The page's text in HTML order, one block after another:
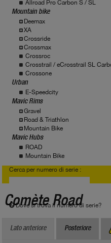
Allroad Pro Carbon S / SL
Mountain bike
Deemax
XA
Crossride
Crossmax
Crossroc
Crosstrail / eCrosstrail SL
Crossone
Urban
E-Speedcity
Mavic Rims
Gravel
Road & Triathlon
Mountain Bike
Mavic Hubs
ROAD
Mountain Bike
Cerca per numero di serie :
Dove si trova il numero di serie?
Comète Road
Lato anteriore Posteriore